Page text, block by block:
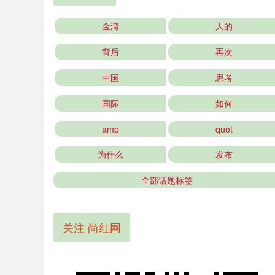
金湾 人的
背后 再次
中国 思考
国际 如何
amp quot
为什么 发布
全部话题标签
关注 尚红网